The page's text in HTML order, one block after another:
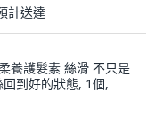
計送達
養護髮素 絲滑 不只是
到好的狀態, 1個,